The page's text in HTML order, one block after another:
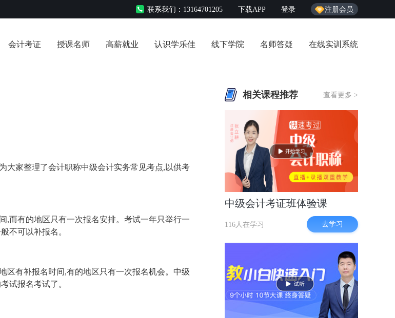
联系我们：13164701205 下载APP 登录 注册会员
会计考证 授课名师 高薪就业 认识学乐佳 线下学院 名师答疑 在线实训系统
大家整理了会计职称中级会计实务常见考点,以供考
,而有的地区只有一次报名安排。考试一年只举行一
不可以补报名。
区有补报名时间,有的地区只有一次报名机会。中级
试报名考试了。
相关课程推荐 查看更多 >
中级会计考证班体验课
116人在学习 去学习